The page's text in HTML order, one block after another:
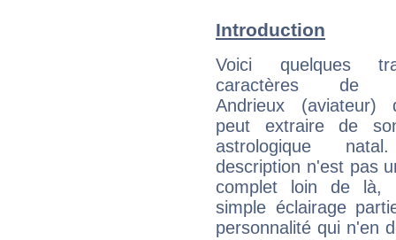
Introduction
Voici quelques
caractères de
Andrieux (aviateur)
peut extraire de
astrologique
description n'est pas
complet loin de là,
simple éclairage
personnalité qui n'en